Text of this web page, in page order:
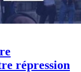
répression